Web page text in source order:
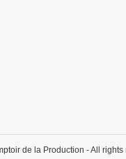
de la Production - All rights